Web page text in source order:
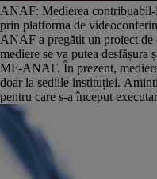
ANAF: Medierea contribuabil-
prin platforma de
ANAF a pregătit un proiect de
mediere se va putea
MF-ANAF. În prezent,
doar la sediile instituției.
pentru care s-a început